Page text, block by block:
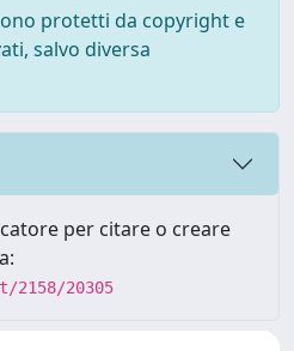
protetti da copyright e
salvo diversa
per citare o creare
20305